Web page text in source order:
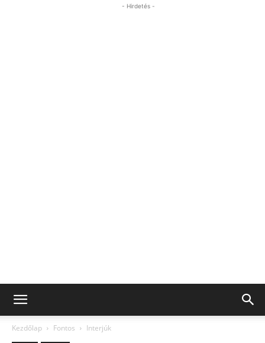
- Hirdetés -
Kezdőlap Fontos Interjúk